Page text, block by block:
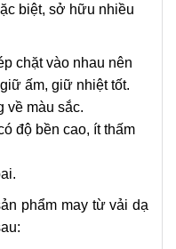
biệt, sở hữu nhiều
chặt vào nhau nên
ấm, giữ nhiệt tốt.
về màu sắc.
độ bền cao, ít thấm
phẩm may từ vải dạ